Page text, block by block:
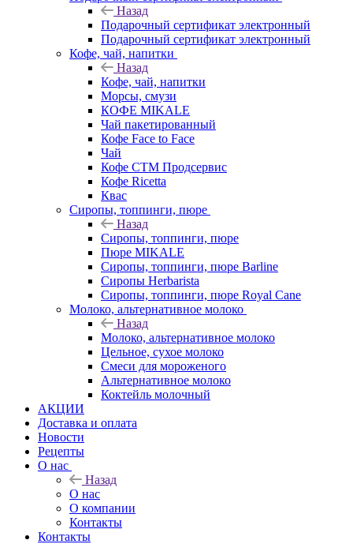
Назад
Подарочный сертификат электронный
Подарочный сертификат электронный
Кофе, чай, напитки
Назад
Кофе, чай, напитки
Морсы, смузи
КОФЕ MIKALE
Чай пакетированный
Кофе Face to Face
Чай
Кофе СТМ Продсервис
Кофе Ricetta
Квас
Сиропы, топпинги, пюре
Назад
Сиропы, топпинги, пюре
Пюре MIKALE
Сиропы, топпинги, пюре Barline
Сиропы Herbarista
Сиропы, топпинги, пюре Royal Cane
Молоко, альтернативное молоко
Назад
Молоко, альтернативное молоко
Цельное, сухое молоко
Смеси для мороженого
Альтернативное молоко
Коктейль молочный
АКЦИИ
Доставка и оплата
Новости
Рецепты
О нас
Назад
О нас
О компании
Контакты
Контакты